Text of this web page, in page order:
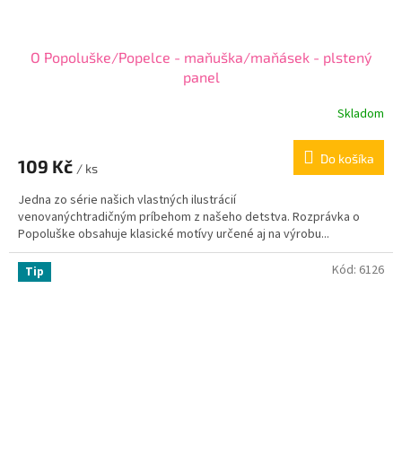
O Popoluške/Popelce - maňuška/maňásek - plstený
panel
Skladom
109 Kč / ks
Do košíka
Jedna zo série našich vlastných ilustrácií
venovanýchtradičným príbehom z našeho detstva. Rozprávka o
Popoluške obsahuje klasické motívy určené aj na výrobu...
Tip Kód: 6126